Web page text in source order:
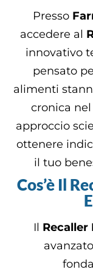
Presso
accedere al
innovativo
pensato
alimenti
cronica
approccio
ottenere
il tuo
Cos’è Il
Il Recaller